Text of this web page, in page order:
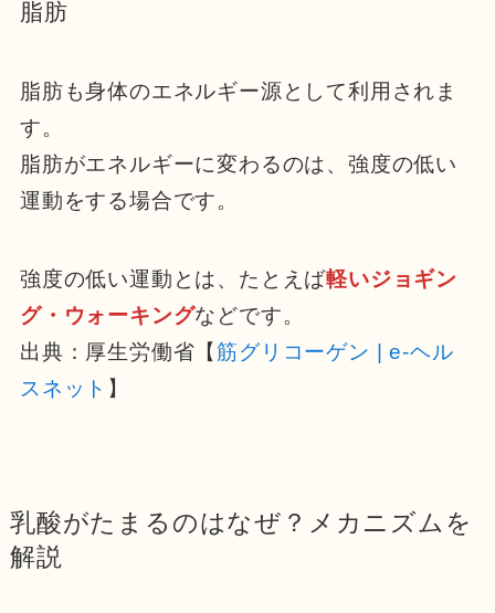
脂肪
脂肪も身体のエネルギー源として利用されま
す。
脂肪がエネルギーに変わるのは、強度の低い
運動をする場合です。
強度の低い運動とは、たとえば軽いジョギン
グ・ウォーキングなどです。
出典：厚生労働省【筋グリコーゲン | e-ヘル
スネット 】
乳酸がたまるのはなぜ？メカニズムを
解説